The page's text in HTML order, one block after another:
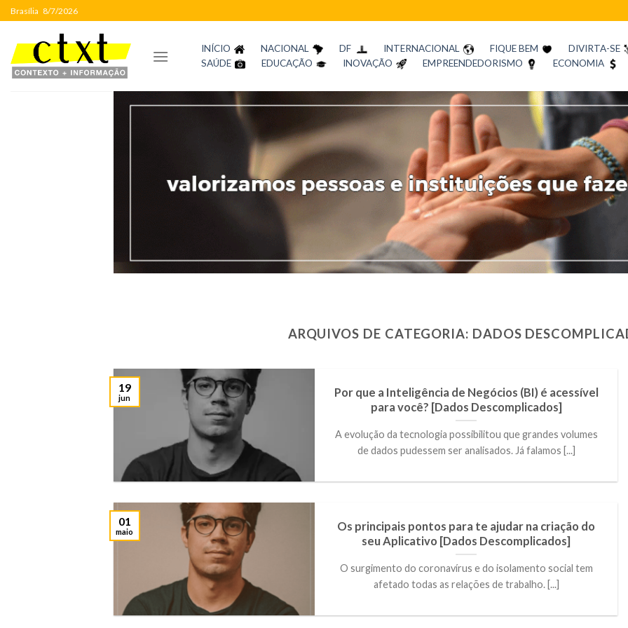
Skip
to
content
Brasília 8/7/2026
INÍCIO NACIONAL DF INTERNACIONAL FIQUE BEM
DIVIRTA-SE
SAÚDE
EDUCAÇÃO INOVAÇÃO EMPREENDEDORISMO ECONOMIA
ARQUIVOS DE CATEGORIA: DADOS
Por que a Inteligência de Negócios (BI) é acessível
para você? [Dados Descomplicados]
A evolução da tecnologia possibilitou que grandes volumes
de dados pudessem ser analisados. Já falamos [...]
19
jun
Os principais pontos para te ajudar na criação do
seu Aplicativo [Dados Descomplicados]
O surgimento do coronavírus e do isolamento social tem
afetado todas as relações de trabalho. [...]
01
maio